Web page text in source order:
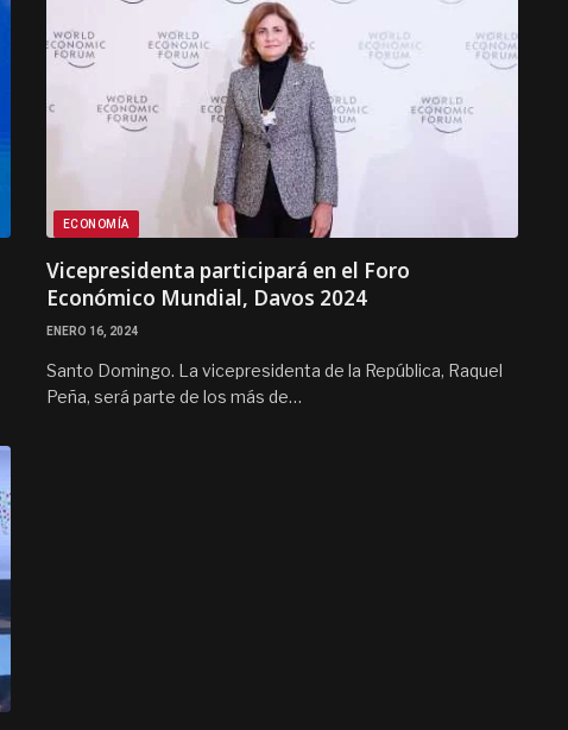
ECONOMÍA
Vicepresidenta participará en el Foro
Económico Mundial, Davos 2024
ENERO 16, 2024
Santo Domingo. La vicepresidenta de la República, Raquel
Peña, será parte de los más de…